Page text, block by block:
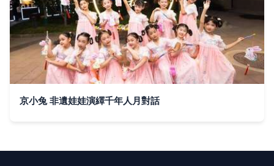
京小兔 非遺娃娃演繹千年人月對話